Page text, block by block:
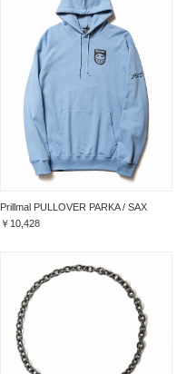
Prillmal PULLOVER PARKA / SAX
￥10,428